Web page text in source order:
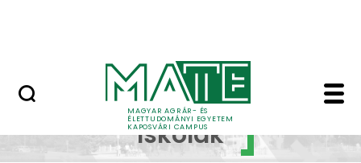
MAGYAR AGRÁR- ÉS
ÉLETTUDOMÁNYI EGYETEM
KAPOSVÁRI CAMPUS
Doktori Iskolák -
Doktori
Iskolák